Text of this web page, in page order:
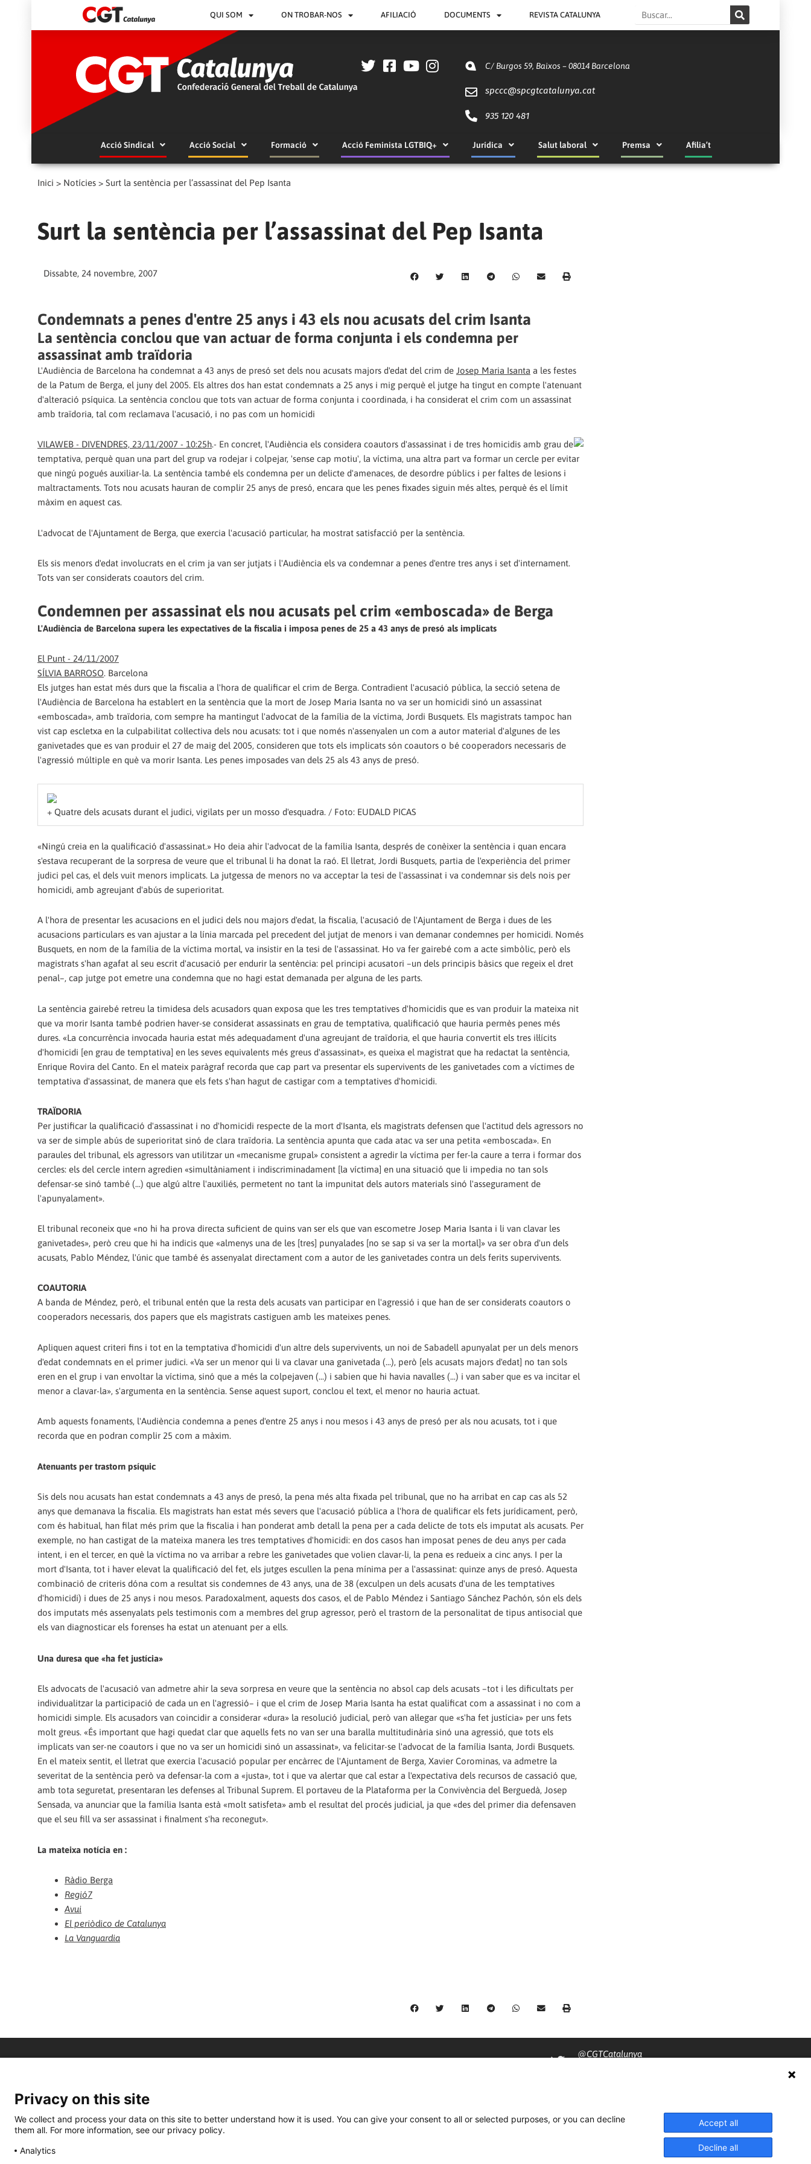
QUI SOM ON TROBAR-NOS AFILIACIÓ DOCUMENTS REVISTA CATALUNYA Search
C/ Burgos 59, Baixos – 08014 Barcelona
spccc@spcgtcatalunya.cat
935 120 481
Acció Sindical Acció Social Formació Acció Feminista LGTBIQ+ Jurídica Salut laboral Premsa Afilia’t
Inici > Notícies > Surt la sentència per l’assassinat del Pep Isanta
Surt la sentència per l’assassinat del Pep Isanta
Dissabte, 24 novembre, 2007
Condemnats a penes d'entre 25 anys i 43 els nou acusats del crim Isanta
La sentència conclou que van actuar de forma conjunta i els condemna per
assassinat amb traïdoria
L'Audiència de Barcelona ha condemnat a 43 anys de presó set dels nou acusats majors d'edat del crim de Josep Maria Isanta a les festes
de la Patum de Berga, el juny del 2005. Els altres dos han estat condemnats a 25 anys i mig perquè el jutge ha tingut en compte l'atenuant
d'alteració psíquica. La sentència conclou que tots van actuar de forma conjunta i coordinada, i ha considerat el crim com un assassinat
amb traïdoria, tal com reclamava l'acusació, i no pas com un homicidi
VILAWEB - DIVENDRES, 23/11/2007 - 10:25h.- En concret, l'Audiència els considera coautors d'assassinat i de tres homicidis amb grau de
temptativa, perquè quan una part del grup va rodejar i colpejar, 'sense cap motiu', la víctima, una altra part va formar un cercle per evitar
que ningú pogués auxiliar-la. La sentència també els condemna per un delicte d'amenaces, de desordre públics i per faltes de lesions i
maltractaments. Tots nou acusats hauran de complir 25 anys de presó, encara que les penes fixades siguin més altes, perquè és el límit
màxim en aquest cas.
L'advocat de l'Ajuntament de Berga, que exercia l'acusació particular, ha mostrat satisfacció per la sentència.
Els sis menors d'edat involucrats en el crim ja van ser jutjats i l'Audiència els va condemnar a penes d'entre tres anys i set d'internament.
Tots van ser considerats coautors del crim.
Condemnen per assassinat els nou acusats pel crim «emboscada» de Berga
L'Audiència de Barcelona supera les expectatives de la fiscalia i imposa penes de 25 a 43 anys de presó als implicats
El Punt - 24/11/2007
SÍLVIA BARROSO. Barcelona
Els jutges han estat més durs que la fiscalia a l'hora de qualificar el crim de Berga. Contradient l'acusació pública, la secció setena de
l'Audiència de Barcelona ha establert en la sentència que la mort de Josep Maria Isanta no va ser un homicidi sinó un assassinat
«emboscada», amb traïdoria, com sempre ha mantingut l'advocat de la família de la víctima, Jordi Busquets. Els magistrats tampoc han
vist cap escletxa en la culpabilitat col·lectiva dels nou acusats: tot i que només n'assenyalen un com a autor material d'algunes de les
ganivetades que es van produir el 27 de maig del 2005, consideren que tots els implicats són coautors o bé cooperadors necessaris de
l'agressió múltiple en què va morir Isanta. Les penes imposades van dels 25 als 43 anys de presó.
+ Quatre dels acusats durant el judici, vigilats per un mosso d'esquadra. / Foto: EUDALD PICAS
«Ningú creia en la qualificació d'assassinat.» Ho deia ahir l'advocat de la família Isanta, després de conèixer la sentència i quan encara
s'estava recuperant de la sorpresa de veure que el tribunal li ha donat la raó. El lletrat, Jordi Busquets, partia de l'experiència del primer
judici pel cas, el dels vuit menors implicats. La jutgessa de menors no va acceptar la tesi de l'assassinat i va condemnar sis dels nois per
homicidi, amb agreujant d'abús de superioritat.
A l'hora de presentar les acusacions en el judici dels nou majors d'edat, la fiscalia, l'acusació de l'Ajuntament de Berga i dues de les
acusacions particulars es van ajustar a la línia marcada pel precedent del jutjat de menors i van demanar condemnes per homicidi. Només
Busquets, en nom de la família de la víctima mortal, va insistir en la tesi de l'assassinat. Ho va fer gairebé com a acte simbòlic, però els
magistrats s'han agafat al seu escrit d'acusació per endurir la sentència: pel principi acusatori –un dels principis bàsics que regeix el dret
penal–, cap jutge pot emetre una condemna que no hagi estat demanada per alguna de les parts.
La sentència gairebé retreu la timidesa dels acusadors quan exposa que les tres temptatives d'homicidis que es van produir la mateixa nit
que va morir Isanta també podrien haver-se considerat assassinats en grau de temptativa, qualificació que hauria permès penes més
dures. «La concurrència invocada hauria estat més adequadament d'una agreujant de traïdoria, el que hauria convertit els tres il·lícits
d'homicidi [en grau de temptativa] en les seves equivalents més greus d'assassinat», es queixa el magistrat que ha redactat la sentència,
Enrique Rovira del Canto. En el mateix paràgraf recorda que cap part va presentar els supervivents de les ganivetades com a víctimes de
temptativa d'assassinat, de manera que els fets s'han hagut de castigar com a temptatives d'homicidi.
TRAÏDORIA
Per justificar la qualificació d'assassinat i no d'homicidi respecte de la mort d'Isanta, els magistrats defensen que l'actitud dels agressors no
va ser de simple abús de superioritat sinó de clara traïdoria. La sentència apunta que cada atac va ser una petita «emboscada». En
paraules del tribunal, els agressors van utilitzar un «mecanisme grupal» consistent a agredir la víctima per fer-la caure a terra i formar dos
cercles: els del cercle intern agredien «simultàniament i indiscriminadament [la víctima] en una situació que li impedia no tan sols
defensar-se sinó també (...) que algú altre l'auxiliés, permetent no tant la impunitat dels autors materials sinó l'assegurament de
l'apunyalament».
El tribunal reconeix que «no hi ha prova directa suficient de quins van ser els que van escometre Josep Maria Isanta i li van clavar les
ganivetades», però creu que hi ha indicis que «almenys una de les [tres] punyalades [no se sap si va ser la mortal]» va ser obra d'un dels
acusats, Pablo Méndez, l'únic que també és assenyalat directament com a autor de les ganivetades contra un dels ferits supervivents.
COAUTORIA
A banda de Méndez, però, el tribunal entén que la resta dels acusats van participar en l'agressió i que han de ser considerats coautors o
cooperadors necessaris, dos papers que els magistrats castiguen amb les mateixes penes.
Apliquen aquest criteri fins i tot en la temptativa d'homicidi d'un altre dels supervivents, un noi de Sabadell apunyalat per un dels menors
d'edat condemnats en el primer judici. «Va ser un menor qui li va clavar una ganivetada (...), però [els acusats majors d'edat] no tan sols
eren en el grup i van envoltar la víctima, sinó que a més la colpejaven (...) i sabien que hi havia navalles (...) i van saber que es va incitar el
menor a clavar-la», s'argumenta en la sentència. Sense aquest suport, conclou el text, el menor no hauria actuat.
Amb aquests fonaments, l'Audiència condemna a penes d'entre 25 anys i nou mesos i 43 anys de presó per als nou acusats, tot i que
recorda que en podran complir 25 com a màxim.
Atenuants per trastorn psíquic
Sis dels nou acusats han estat condemnats a 43 anys de presó, la pena més alta fixada pel tribunal, que no ha arribat en cap cas als 52
anys que demanava la fiscalia. Els magistrats han estat més severs que l'acusació pública a l'hora de qualificar els fets jurídicament, però,
com és habitual, han filat més prim que la fiscalia i han ponderat amb detall la pena per a cada delicte de tots els imputat als acusats. Per
exemple, no han castigat de la mateixa manera les tres temptatives d'homicidi: en dos casos han imposat penes de deu anys per cada
intent, i en el tercer, en què la víctima no va arribar a rebre les ganivetades que volien clavar-li, la pena es redueix a cinc anys. I per la
mort d'Isanta, tot i haver elevat la qualificació del fet, els jutges escullen la pena mínima per a l'assassinat: quinze anys de presó. Aquesta
combinació de criteris dóna com a resultat sis condemnes de 43 anys, una de 38 (exculpen un dels acusats d'una de les temptatives
d'homicidi) i dues de 25 anys i nou mesos. Paradoxalment, aquests dos casos, el de Pablo Méndez i Santiago Sánchez Pachón, són els dels
dos imputats més assenyalats pels testimonis com a membres del grup agressor, però el trastorn de la personalitat de tipus antisocial que
els van diagnosticar els forenses ha estat un atenuant per a ells.
Una duresa que «ha fet justícia»
Els advocats de l'acusació van admetre ahir la seva sorpresa en veure que la sentència no absol cap dels acusats –tot i les dificultats per
individualitzar la participació de cada un en l'agressió– i que el crim de Josep Maria Isanta ha estat qualificat com a assassinat i no com a
homicidi simple. Els acusadors van coincidir a considerar «dura» la resolució judicial, però van al·legar que «s'ha fet justícia» per uns fets
molt greus. «És important que hagi quedat clar que aquells fets no van ser una baralla multitudinària sinó una agressió, que tots els
implicats van ser-ne coautors i que no va ser un homicidi sinó un assassinat», va felicitar-se l'advocat de la família Isanta, Jordi Busquets.
En el mateix sentit, el lletrat que exercia l'acusació popular per encàrrec de l'Ajuntament de Berga, Xavier Corominas, va admetre la
severitat de la sentència però va defensar-la com a «justa», tot i que va alertar que cal estar a l'expectativa dels recursos de cassació que,
amb tota seguretat, presentaran les defenses al Tribunal Suprem. El portaveu de la Plataforma per la Convivència del Berguedà, Josep
Sensada, va anunciar que la família Isanta està «molt satisfeta» amb el resultat del procés judicial, ja que «des del primer dia defensaven
que el seu fill va ser assassinat i finalment s'ha reconegut».
La mateixa notícia en :
Ràdio Berga
Regió7
Avui
El periòdico de Catalunya
La Vanguardia
@CGTCatalunya
cgtcatalunya
Privacy on this site
We collect and process your data on this site to better understand how it is used. You can give your consent to all or selected purposes, or you can decline
them all. For more information, see our privacy policy.
Analytics
Accept all
Decline all